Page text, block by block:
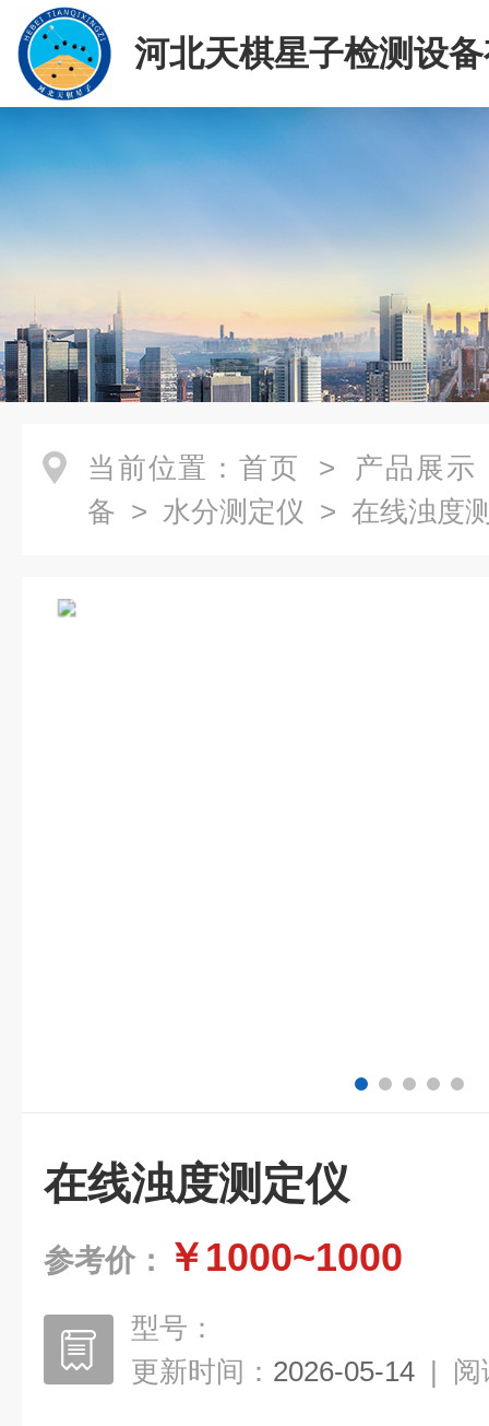
河北天棋星子检测设
司
当前位置： 首页 > 产品展示
备 > 水分测定仪 > 在线浊度
在线浊度测定仪
参考价： ￥1000~1000
型号：
更新时间： 2026-05-14 | 阅